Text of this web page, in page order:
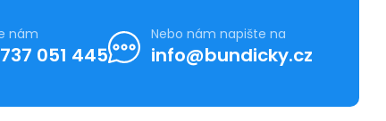
nám
051 445
Nebo nám napište na
info@bundicky.cz